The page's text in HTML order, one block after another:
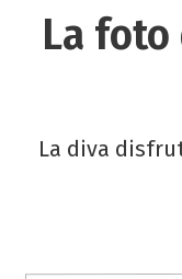
La foto
La diva